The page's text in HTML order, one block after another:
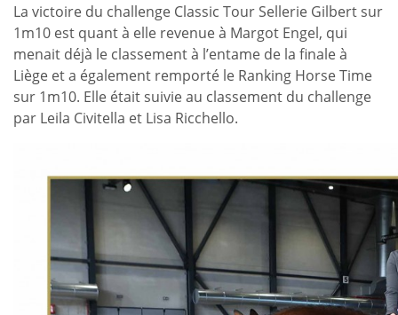
La victoire du challenge Classic Tour Sellerie Gilbert sur
1m10 est quant à elle revenue à Margot Engel, qui
menait déjà le classement à l’entame de la finale à
Liège et a également remporté le Ranking Horse Time
sur 1m10. Elle était suivie au classement du challenge
par Leila Civitella et Lisa Ricchello.